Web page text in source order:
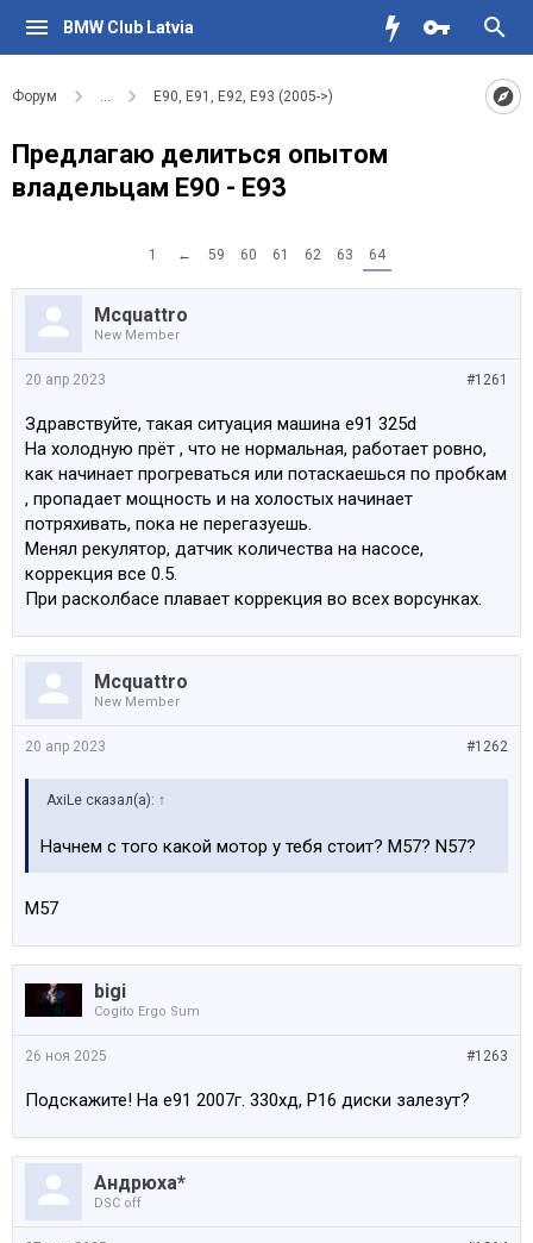
BMW Club Latvia
Форум ... E90, E91, E92, E93 (2005->)
Предлагаю делиться опытом
владельцам Е90 - Е93
1 ← 59 60 61 62 63 64
Mcquattro
New Member
#1261
20 апр 2023
Здравствуйте, такая ситуация машина е91 325d
На холодную прёт , что не нормальная, работает ровно,
как начинает прогреваться или потаскаешься по пробкам
, пропадает мощность и на холостых начинает
потряхивать, пока не перегазуешь.
Менял рекулятор, датчик количества на насосе,
коррекция все 0.5.
При расколбасе плавает коррекция во всех ворсунках.
Mcquattro
New Member
#1262
20 апр 2023
AxiLe сказал(а): ↑
Начнем с того какой мотор у тебя стоит? М57? N57?
M57
bigi
Cogito Ergo Sum
#1263
26 ноя 2025
Подскажите! На е91 2007г. 330хд, Р16 диски залезут?
Андрюха*
DSC off